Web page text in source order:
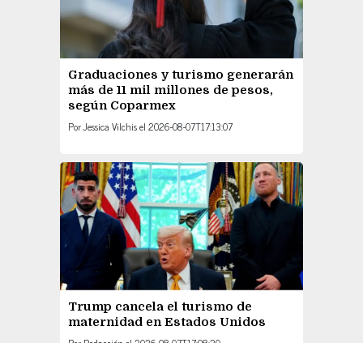
Graduaciones y turismo generarán
más de 11 mil millones de pesos,
según Coparmex
PorJessica Vilchisel 2026-08-07T17:13:07
Trump cancela el turismo de
maternidad en Estados Unidos